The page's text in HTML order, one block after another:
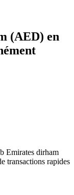
(AED) en
Emirates dirham
transactions rapides